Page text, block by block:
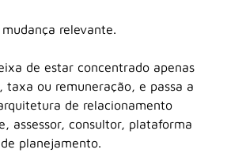
mudança relevante.
de estar concentrado apenas
taxa ou remuneração, e passa a
de relacionamento
assessor, consultor, plataforma
planejamento.